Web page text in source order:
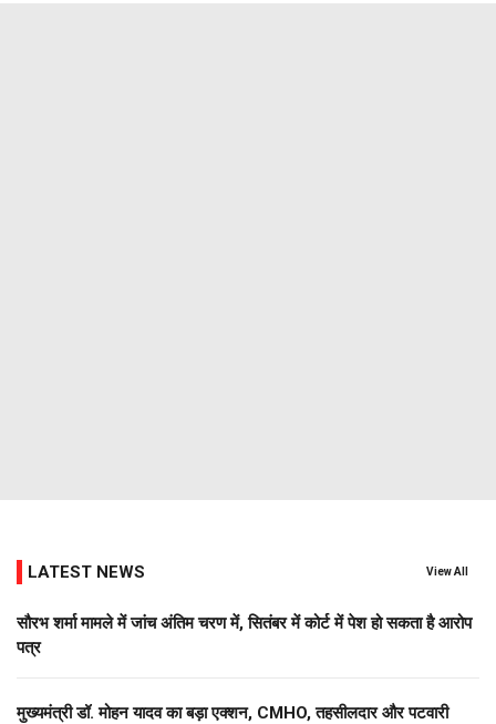
LATEST NEWS View All
सौरभ शर्मा मामले में जांच अंतिम चरण में, सितंबर में कोर्ट में पेश हो सकता है आरोप
पत्र
मुख्यमंत्री डॉ. मोहन यादव का बड़ा एक्शन, CMHO, तहसीलदार और पटवारी